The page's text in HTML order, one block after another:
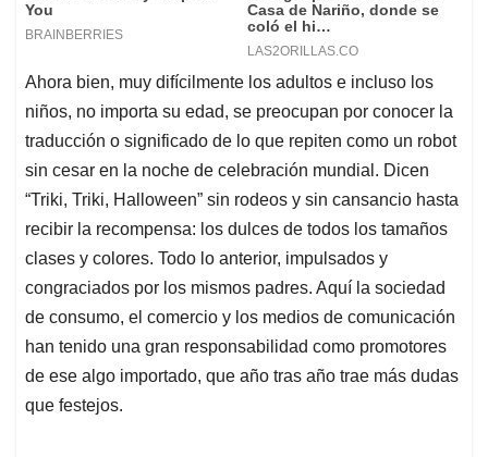
Ahora bien, muy difícilmente los adultos e incluso los
niños, no importa su edad, se preocupan por conocer la
traducción o significado de lo que repiten como un robot
sin cesar en la noche de celebración mundial. Dicen
“Triki, Triki, Halloween” sin rodeos y sin cansancio hasta
recibir la recompensa: los dulces de todos los tamaños
clases y colores. Todo lo anterior, impulsados y
congraciados por los mismos padres. Aquí la sociedad
de consumo, el comercio y los medios de comunicación
han tenido una gran responsabilidad como promotores
de ese algo importado, que año tras año trae más dudas
que festejos.